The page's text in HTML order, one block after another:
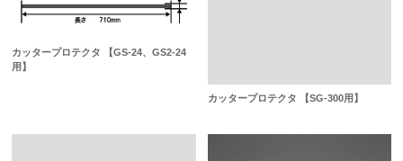
カッタープロテクタ 【GS-24、GS2-24
用】
カッタープロテクタ 【SG-300用】